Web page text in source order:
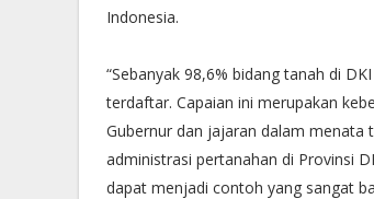
Indonesia.
“Sebanyak 98,6% bidang tanah di
terdaftar. Capaian ini merupakan
Gubernur dan jajaran dalam menata
administrasi pertanahan di Provinsi
dapat menjadi contoh yang sangat